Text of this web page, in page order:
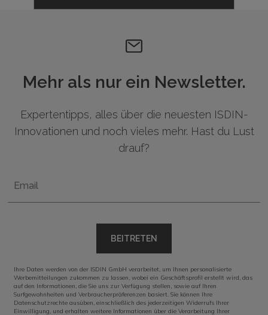
Mehr als nur ein Newsletter.
Expertentipps, alles über die neuesten ISDIN-
Innovationen und noch vieles mehr. Hast du Lust
drauf?
Email
BEITRETEN
Ihre Daten werden von der ISDIN GmbH verarbeitet, um Ihnen personalisierte
Werbemitteilungen zukommen zu lassen, wobei ein Geschäftsprofil erstellt wird, das
auf den Informationen, die Sie uns zur Verfügung stellen, sowie auf Ihren
Surfgewohnheiten und Verbraucherpräferenzen basiert. Sie können Ihre
Datenschutzrechte ausüben, einschließlich des jederzeitigen Widerrufs Ihrer
Einwilligung, und erhalten weitere Informationen über die Verarbeitung Ihrer